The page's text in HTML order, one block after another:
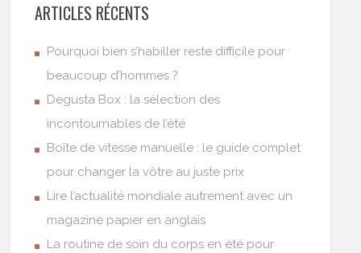
ARTICLES RÉCENTS
Pourquoi bien s’habiller reste difficile pour
beaucoup d’hommes ?
Degusta Box : la sélection des
incontournables de l’été
Boîte de vitesse manuelle : le guide complet
pour changer la vôtre au juste prix
Lire l’actualité mondiale autrement avec un
magazine papier en anglais
La routine de soin du corps en été pour